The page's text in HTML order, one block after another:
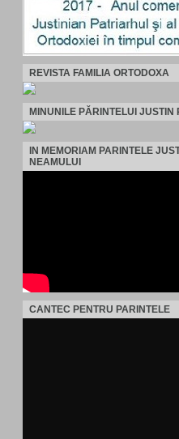
REVISTA FAMILIA ORTODOXA
MINUNILE PĂRINTELUI JUSTIN
IN MEMORIAM PARINTELE
NEAMULUI
CANTEC PENTRU PARINTELE